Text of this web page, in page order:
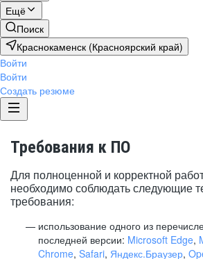
Ещё
Поиск
Краснокаменск (Красноярский край)
Войти
Войти
Создать резюме
Требования к ПО
Для полноценной и корректной
необходимо соблюдать следующие
требования:
использование одного из
последней версии: Microsoft Edge,
Chrome, Safari, Яндекс.Браузер,